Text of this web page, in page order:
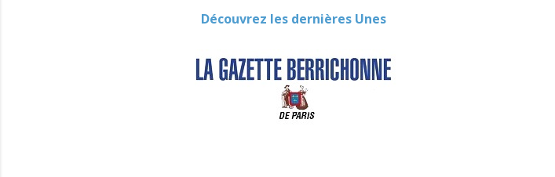
Découvrez les dernières Unes